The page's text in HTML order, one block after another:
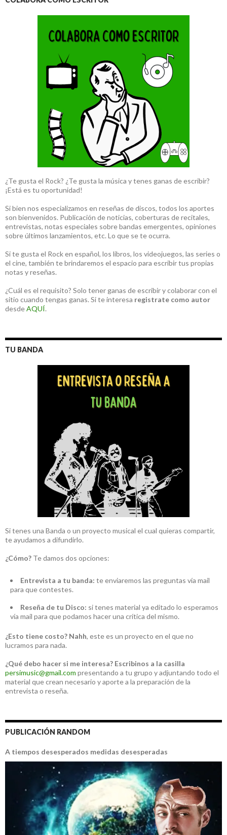
¿Te gusta el Rock? ¿Te gusta la música y tenes ganas de escribir?
¡Está es tu oportunidad!
Si bien nos especializamos en reseñas de discos, todos los aportes
son bienvenidos. Publicación de noticias, coberturas de recitales,
entrevistas, notas especiales sobre bandas emergentes, opiniones
sobre últimos lanzamientos, etc. Lo que se te ocurra.
Si te gusta el Rock en español, los libros, los videojuegos, las series o
el cine, también te brindaremos el espacio para escribir tus propias
notas y reseñas.
¿Cuál es el requisito? Solo tener ganas de escribir y colaborar con el
sitio cuando tengas ganas. Si te interesa registrate como autor
desdeAQUÍ.
TU BANDA
Si tenes una Banda o un proyecto musical el cual quieras compartir,
te ayudamos a difundirlo.
¿Cómo? Te damos dos opciones:
Entrevista a tu banda: te enviaremos las preguntas vía mail
para que contestes.
Reseña de tu Disco: si tenes material ya editado lo esperamos
vía mail para que podamos hacer una crítica del mismo.
¿Esto tiene costo? Nahh, este es un proyecto en el que no
lucramos para nada.
¿Qué debo hacer si me interesa? Escribinos a la casilla
persimusic@gmail.com presentando a tu grupo y adjuntando todo el
material que crean necesario y aporte a la preparación de la
entrevista o reseña.
PUBLICACIÓN RANDOM
A tiempos desesperados medidas desesperadas